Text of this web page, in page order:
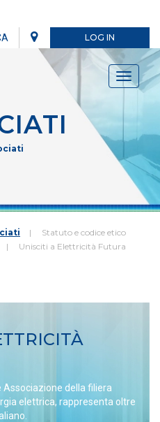
LOG IN
Toggle
Statuto e codice etico
Unisciti a Elettricità Futura
Associazione della filiera
elettrica, rappresenta oltre